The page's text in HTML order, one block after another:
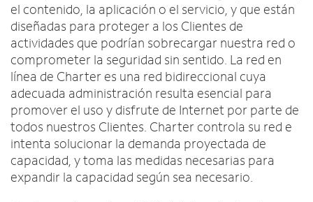
el contenido, la aplicación o el servicio, y que están
diseñadas para proteger a los Clientes de
actividades que podrían sobrecargar nuestra red o
comprometer la seguridad sin sentido. La red en
línea de Charter es una red bidireccional cuya
adecuada administración resulta esencial para
promover el uso y disfrute de Internet por parte de
todos nuestros Clientes. Charter controla su red e
intenta solucionar la demanda proyectada de
capacidad, y toma las medidas necesarias para
expandir la capacidad según sea necesario.